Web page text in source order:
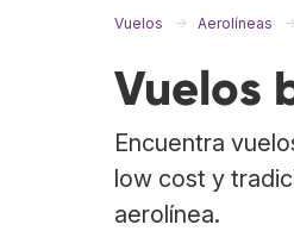
Vuelos Aerolíneas
Vuelos
Encuentra
low cost y
aerolínea.